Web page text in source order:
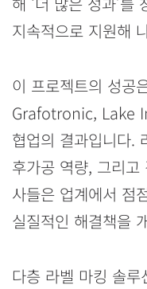
지속적으로 지원해
이 프로젝트의 성
Grafotronic, Lake
협업의 결과입니다.
후가공 역량, 그리고
사들은 업계에서 점
실질적인 해결책을
다층 라벨 마킹 솔